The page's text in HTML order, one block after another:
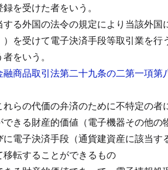
を受けた者をいう。
る外国の法令の規定により当該外国
を受けて電子決済手段等取引業を行
をいう。
融商品取引法第二十九条の二第一項第
らの代価の弁済のために不特定の者
きる財産的価値（電子機器その他の
電子決済手段（通貨建資産に該当す
転することができるもの